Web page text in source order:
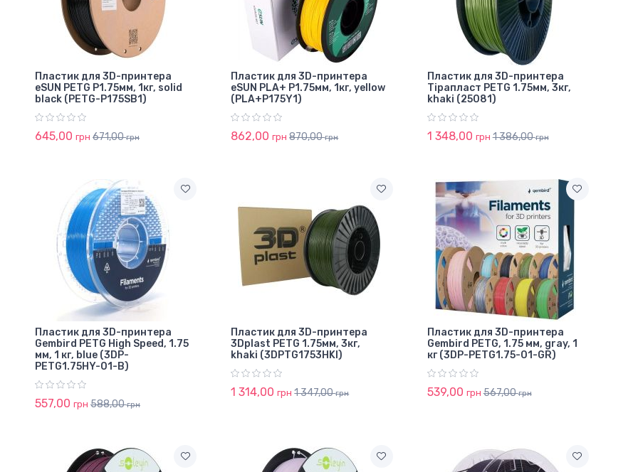
Пластик для 3D-принтера
eSUN PETG P1.75мм, 1кг, solid
black (PETG-P175SB1)
645,00 грн 671,00грн
Пластик для 3D-принтера
eSUN PLA+ P1.75мм, 1кг, yellow
(PLA+P175Y1)
862,00грн870,00грн
Пластик для 3D-принтера
Тірапласт PETG 1.75мм, 3кг,
khaki (25081)
1 348,00 грн1 386,00грн
Пластик для 3D-принтера
Gembird PETG High Speed, 1.75
мм, 1 кг, blue (3DP-
PETG1.75HY-01-B)
557,00 грн 588,00грн
Пластик для 3D-принтера
3Dplast PETG 1.75мм, 3кг,
khaki (3DPTG1753HKI)
1 314,00грн1 347,00грн
Пластик для 3D-принтера
Gembird PETG, 1.75 мм, gray, 1
кг (3DP-PETG1.75-01-GR)
539,00 грн567,00грн